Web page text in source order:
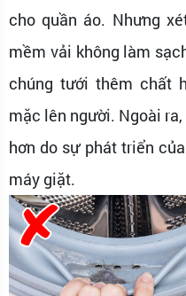
cho quần áo. Nhưng
mềm vải không làm
chúng tưới thêm chất
mặc lên người. Ngoài
hơn do sự phát triển
máy giặt.